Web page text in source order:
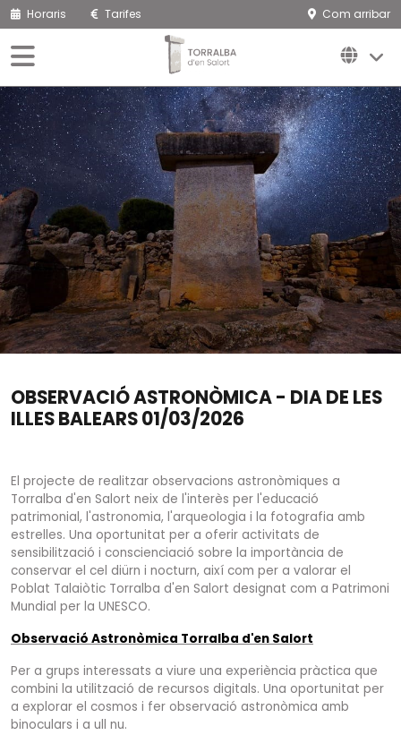
Horaris Tarifes Com arribar
OBSERVACIÓ ASTRONÒMICA - DIA DE LES
ILLES BALEARS 01/03/2026
El projecte de realitzar observacions astronòmiques a
Torralba d'en Salort neix de l'interès per l'educació
patrimonial, l'astronomia, l'arqueologia i la fotografia amb
estrelles. Una oportunitat per a oferir activitats de
sensibilització i conscienciació sobre la importància de
conservar el cel diürn i nocturn, així com per a valorar el
Poblat Talaiòtic Torralba d'en Salort designat com a Patrimoni
Mundial per la UNESCO.
Observació Astronòmica Torralba d'en Salort
Per a grups interessats a viure una experiència pràctica que
combini la utilització de recursos digitals. Una oportunitat per
a explorar el cosmos i fer observació astronòmica amb
binoculars i a ull nu.